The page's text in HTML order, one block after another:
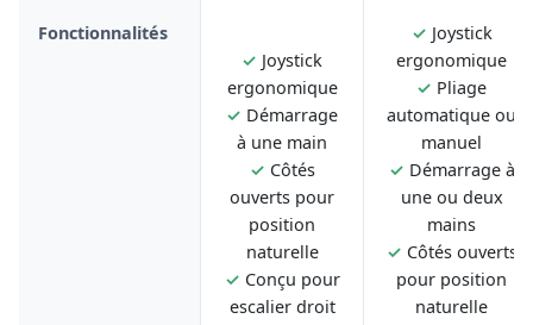
Fonctionnalités
✓ Joystick
ergonomique
✓ Démarrage
à une main
✓ Côtés
ouverts pour
position
naturelle
✓ Conçu pour
escalier droit
✓ Joystick
ergonomique
✓ Pliage
automatique ou
manuel
✓ Démarrage à
une ou deux
mains
✓ Côtés ouverts
pour position
naturelle